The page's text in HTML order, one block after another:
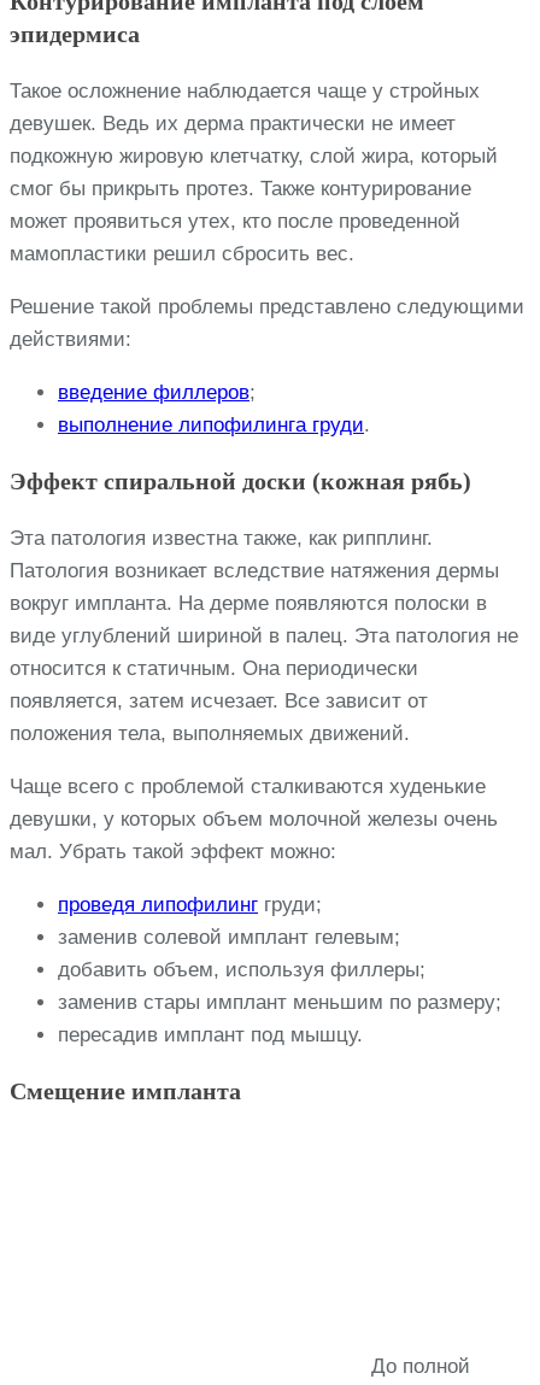
эпидермиса
Такое осложнение наблюдается чаще у стройных
девушек. Ведь их дерма практически не имеет
подкожную жировую клетчатку, слой жира, который
смог бы прикрыть протез. Также контурирование
может проявиться утех, кто после проведенной
мамопластики решил сбросить вес.
Решение такой проблемы представлено следующими
действиями:
введение филлеров;
выполнение липофилинга груди.
Эффект спиральной доски (кожная рябь)
Эта патология известна также, как рипплинг.
Патология возникает вследствие натяжения дермы
вокруг импланта. На дерме появляются полоски в
виде углублений шириной в палец. Эта патология не
относится к статичным. Она периодически
появляется, затем исчезает. Все зависит от
положения тела, выполняемых движений.
Чаще всего с проблемой сталкиваются худенькие
девушки, у которых объем молочной железы очень
мал. Убрать такой эффект можно:
проведя липофилинг груди;
заменив солевой имплант гелевым;
добавить объем, используя филлеры;
заменив стары имплант меньшим по размеру;
пересадив имплант под мышцу.
Смещение импланта
До полной